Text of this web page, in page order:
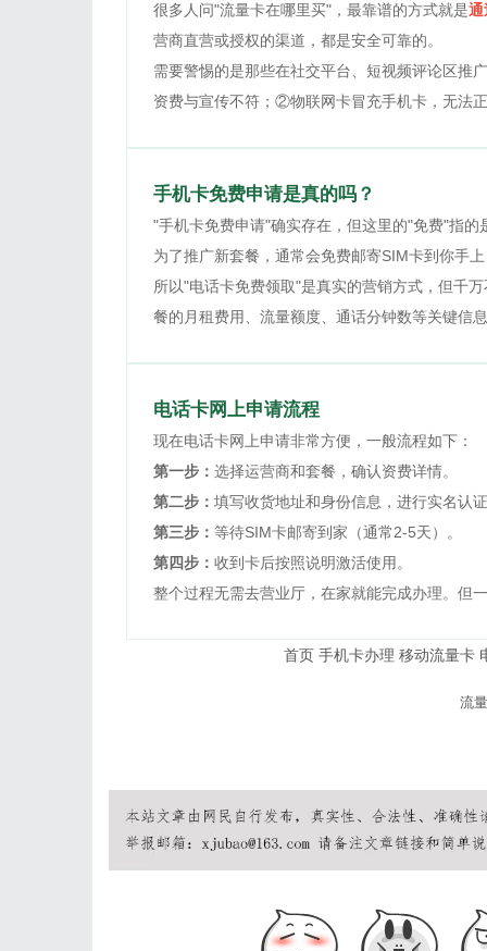
很多人问"流量卡在哪里买"，最靠谱的方式就是通
营商直营或授权的渠道，都是安全可靠的。
需要警惕的是那些在社交平台、短视频评论区
资费与宣传不符；②物联网卡冒充手机卡，无法
手机卡免费申请是真的吗？
"手机卡免费申请"确实存在，但这里的"免费"指的
为了推广新套餐，通常会免费邮寄SIM卡到你手
所以"电话卡免费领取"是真实的营销方式，但千
餐的月租费用、流量额度、通话分钟数等关键信
电话卡网上申请流程
现在电话卡网上申请非常方便，一般流程如下：
第一步： 选择运营商和套餐，确认资费详情。
第二步： 填写收货地址和身份信息，进行实名认
第三步： 等待SIM卡邮寄到家（通常2-5天）。
第四步： 收到卡后按照说明激活使用。
整个过程无需去营业厅，在家就能完成办理。但
首页 手机卡办理 移动流量卡
流